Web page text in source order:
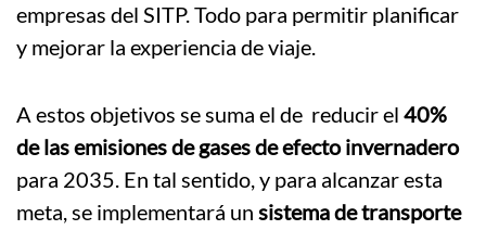
empresas del SITP. Todo para permitir planificar
y mejorar la experiencia de viaje.
A estos objetivos se suma el de reducir el 40%
de las emisiones de gases de efecto invernadero
para 2035. En tal sentido, y para alcanzar esta
meta, se implementará un sistema de transporte